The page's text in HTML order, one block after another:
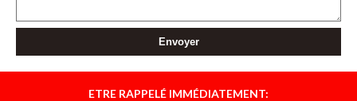
ETRE RAPPELÉ IMMÉDIATEMENT: